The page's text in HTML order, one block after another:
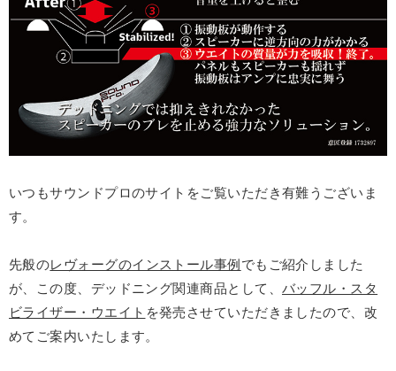
いつもサウンドプロのサイトをご覧いただき有難うございま
す。
先般のレヴォーグのインストール事例でもご紹介しました
が、この度、デッドニング関連商品として、 バッフル・スタ
ビライザー・ウエイト を発売させていただきましたので、改
めてご案内いたします。